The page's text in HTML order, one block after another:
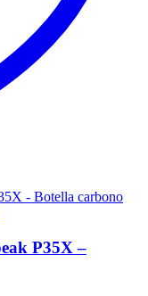
P35X –